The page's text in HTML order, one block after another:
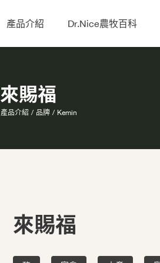
產品介紹 Dr.Nice農牧百科
來賜福
產品介紹 品牌 Kemin
來賜福